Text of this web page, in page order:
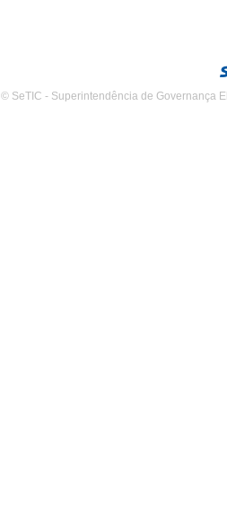
© SeTIC - Superintendência de Governança